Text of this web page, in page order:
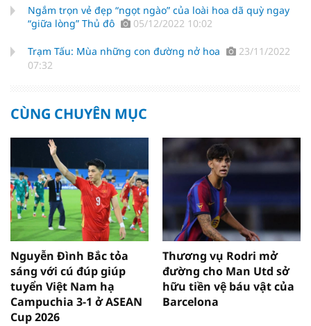
Ngắm trọn vẻ đẹp “ngọt ngào” của loài hoa dã quỳ ngay
“giữa lòng” Thủ đô
05/12/2022 10:02
Trạm Tấu: Mùa những con đường nở hoa
23/11/2022
07:32
CÙNG CHUYÊN MỤC
Nguyễn Đình Bắc tỏa
sáng với cú đúp giúp
tuyển Việt Nam hạ
Campuchia 3-1 ở ASEAN
Cup 2026
Thương vụ Rodri mở
đường cho Man Utd sở
hữu tiền vệ báu vật của
Barcelona